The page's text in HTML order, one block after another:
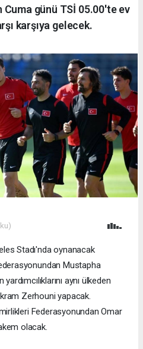
günü TSİ 05.00'te ev
karşıya gelecek.
Stadı'nda oynanacak
Mustapha
aynı ülkeden
Zerhouni yapacak.
Federasyonundan Omar
olacak.